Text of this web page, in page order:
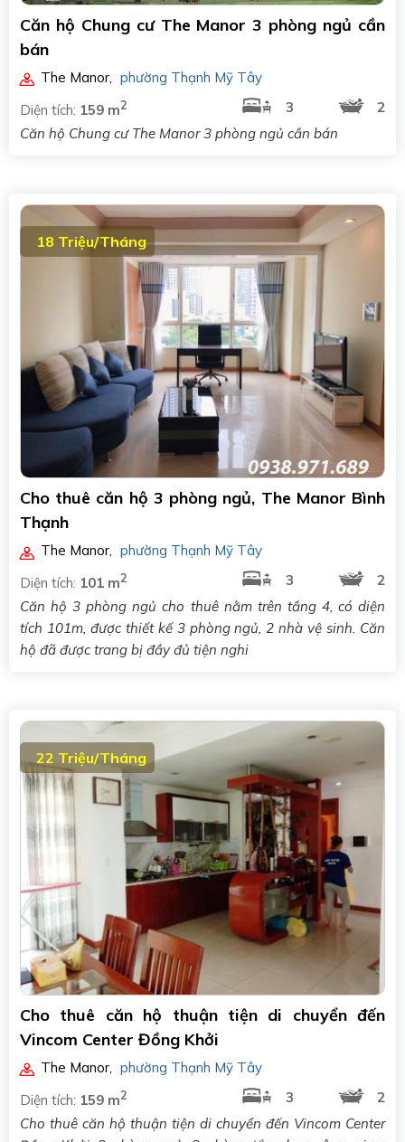
Căn hộ Chung cư The Manor 3 phòng ngủ cần
bán
The Manor
phường Thạnh Mỹ Tây
Diện tích: 159 m2 3
2
Căn hộ Chung cư The Manor 3 phòng ngủ cần bán
18 Triệu/Tháng
Cho thuê căn hộ 3 phòng ngủ, The Manor Bình
Thạnh
The Manor, phường Thạnh Mỹ Tây
Diện tích: 101 m2 3
2
Căn hộ 3 phòng ngủ cho thuê nằm trên tầng 4, có diện
tích 101m, được thiết kế 3 phòng ngủ, 2 nhà vệ sinh. Căn
hộ đã được trang bị đầy đủ tiện nghi
22 Triệu/Tháng
Cho thuê căn hộ thuận tiện di chuyển đến
Vincom Center Đồng Khởi
The Manor
phường Thạnh Mỹ Tây
Diện tích: 159 m2 3
2
Cho thuê căn hộ thuận tiện di chuyển đến Vincom Center